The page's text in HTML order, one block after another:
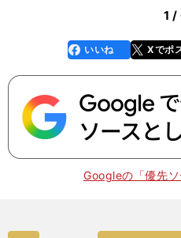
1 /
faceboo
k
いいね Xでポ
Googleの「優先